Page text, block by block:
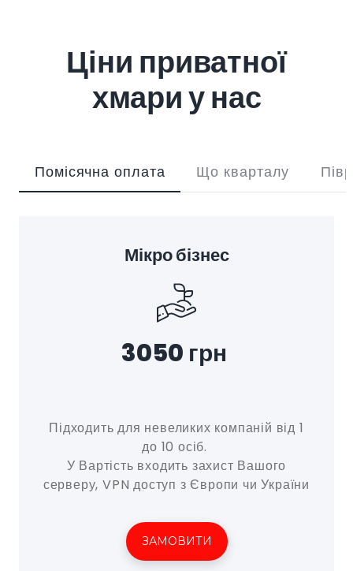
Ціни приватної
хмари у нас
Помісячна оплата Що кварталу
Мікро бізнес
3050 грн
Підходить для невеликих компаній від 1
до 10 осіб.
У Вартість входить захист Вашого
серверу, VPN доступ з Європи чи України
ЗАМОВИТИ